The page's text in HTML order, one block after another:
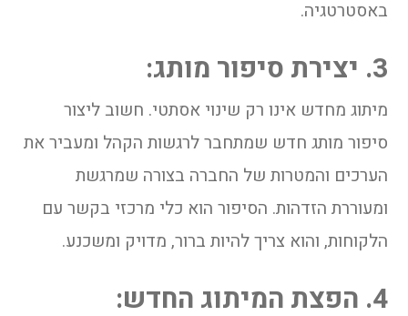
באסטרטגיה.
3. יצירת סיפור מותג:
מיתוג מחדש אינו רק שינוי אסתטי. חשוב ליצור
סיפור מותג חדש שמתחבר לרגשות הקהל ומעביר את
הערכים והמטרות של החברה בצורה שמרגשת
ומעוררת הזדהות. הסיפור הוא כלי מרכזי בקשר עם
הלקוחות, והוא צריך להיות ברור, מדויק ומשכנע.
4. הפצת המיתוג החדש: